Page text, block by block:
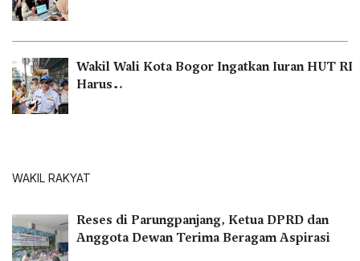
Wakil Wali Kota Bogor Ingatkan Iuran HUT RI
Harus…
WAKIL RAKYAT
Reses di Parungpanjang, Ketua DPRD dan
Anggota Dewan Terima Beragam Aspirasi